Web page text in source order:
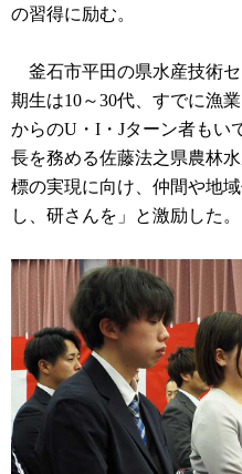
の習得に励む。
釜石市平田の県水産技術
期生は10～30代、すでに漁
からのU・I・Jターン者もい
長を務める佐藤法之県農林
標の実現に向け、仲間や地
し、研さんを」と激励した。